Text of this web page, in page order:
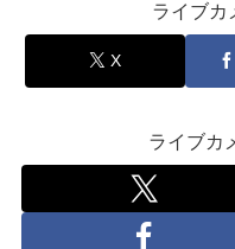
ライブカ
X
ライブカ